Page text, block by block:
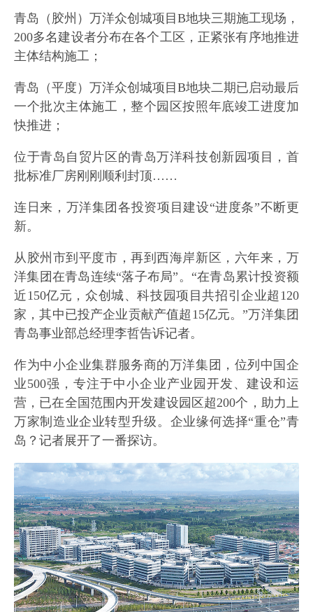
青岛（胶州）万洋众创城项目B地块三期施工现场，
200多名建设者分布在各个工区，正紧张有序地推进
主体结构施工；
青岛（平度）万洋众创城项目B地块二期已启动最后
一个批次主体施工，整个园区按照年底竣工进度加
快推进；
位于青岛自贸片区的青岛万洋科技创新园项目，首
批标准厂房刚刚顺利封顶……
连日来，万洋集团各投资项目建设“进度条”不断更
新。
从胶州市到平度市，再到西海岸新区，六年来，万
洋集团在青岛连续“落子布局”。“在青岛累计投资额
近150亿元，众创城、科技园项目共招引企业超120
家，其中已投产企业贡献产值超15亿元。”万洋集团
青岛事业部总经理李哲告诉记者。
作为中小企业集群服务商的万洋集团，位列中国企
业500强，专注于中小企业产业园开发、建设和运
营，已在全国范围内开发建设园区超200个，助力上
万家制造业企业转型升级。企业缘何选择“重仓”青
岛？记者展开了一番探访。